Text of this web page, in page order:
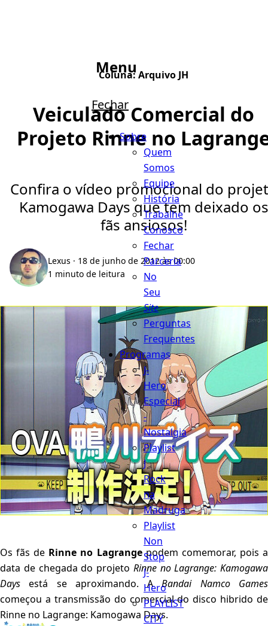
Menu
Fechar
Sobre
Quem
Somos
Equipe
História
Trabalhe
Conosco
Fechar
Parceria
No
Seu
Site
Perguntas
Frequentes
Programas
J-
Hero
Especial
-
Nostalgia
Playlist
J
Rock
na
Madruga
Playlist
Non
Stop
J-
Hero
PLAYLIST
CITY
Coluna:Arquivo JH
Veiculado Comercial do
Projeto Rinne no
Confira o vídeo promocional do
Kamogawa Days que tem deixado os
fãs ansiosos!
Lexus · 18 de junho de 2012 às 00:00
1 minuto de leitura
Os fãs de Rinne no Lagrangepodem comemorar, pois a
data de chegada do projeto Rinne no Lagrange: Kamogawa
Days está se aproximando. ABandai Namco Games
começou a transmissão do comercial do disco hibrido de
Rinne no Lagrange: Kamogawa Days.